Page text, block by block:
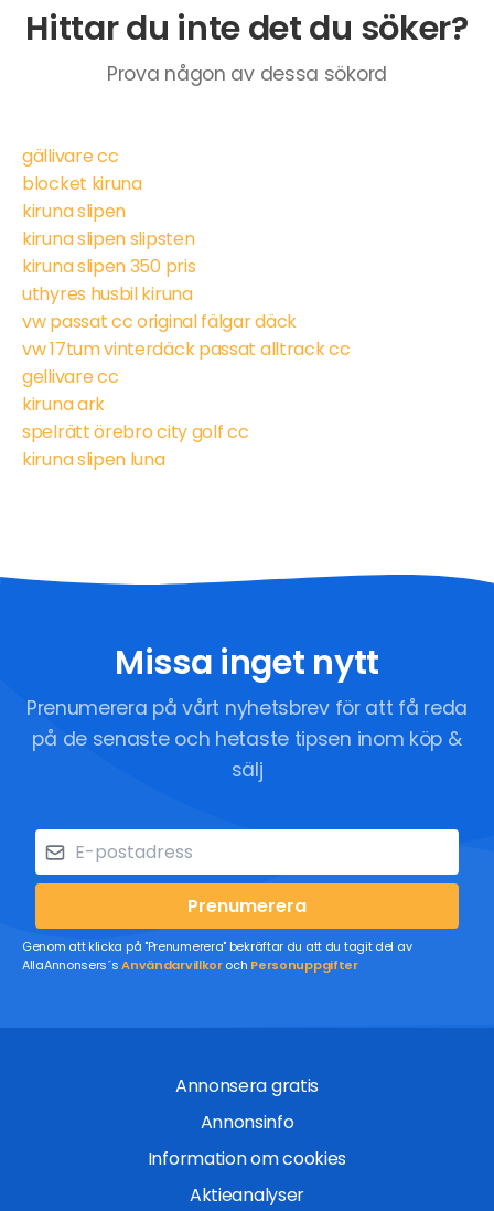
Hittar du inte det du söker?
Prova någon av dessa sökord
gällivare cc
blocket kiruna
kiruna slipen
kiruna slipen slipsten
kiruna slipen 350 pris
uthyres husbil kiruna
vw passat cc original fälgar däck
vw 17tum vinterdäck passat alltrack cc
gellivare cc
kiruna ark
spelrätt örebro city golf cc
kiruna slipen luna
Missa inget nytt
Prenumerera på vårt nyhetsbrev för att få reda
på de senaste och hetaste tipsen inom köp &
sälj
Prenumerera
Genom att klicka på "Prenumerera" bekräftar du att du tagit del av
AllaAnnonsers´sAnvändarvillkoroch Personuppgifter
Annonsera gratis
Annonsinfo
Information om cookies
Aktieanalyser